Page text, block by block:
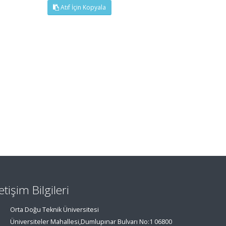
Atıf İçin Kopyala
Bilgileri
Orta Doğu Teknik Üniversitesi
Üniversiteler Mahallesi,Dumlupınar Bulvarı No:1 06800